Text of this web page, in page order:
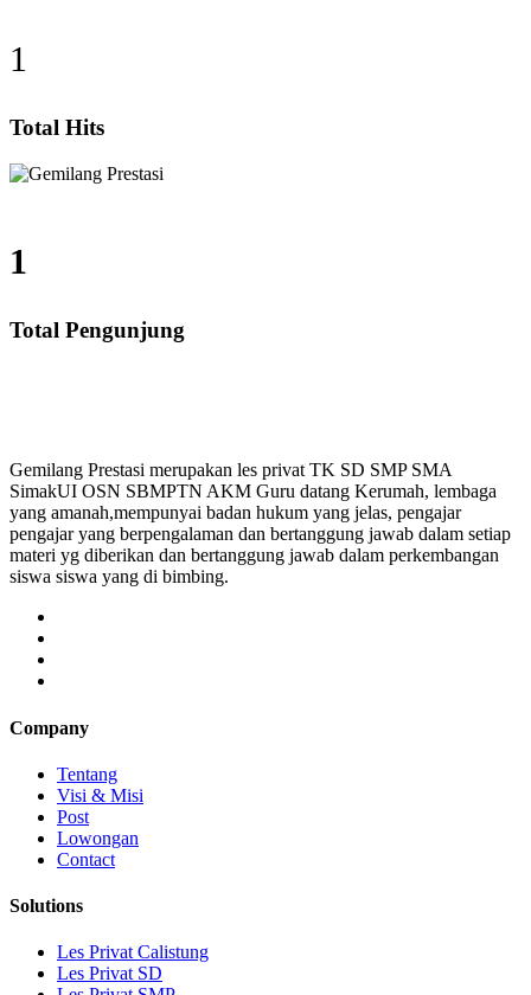
1
Total Hits
1
Total Pengunjung
Gemilang Prestasi merupakan les privat TK SD SMP SMA
SimakUI OSN SBMPTN AKM Guru datang Kerumah, lembaga
yang amanah,mempunyai badan hukum yang jelas, pengajar
pengajar yang berpengalaman dan bertanggung jawab dalam setiap
materi yg diberikan dan bertanggung jawab dalam perkembangan
siswa siswa yang di bimbing.
Company
Tentang
Visi & Misi
Post
Lowongan
Contact
Solutions
Les Privat Calistung
Les Privat SD